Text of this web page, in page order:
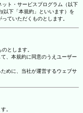
ト・サービスプログラム（以下
(以下「本規約」といいます）を
ていただくものとします。
とします。
、本規約に同意のうえユーザー
めに、当社が運営するウェブサ
。